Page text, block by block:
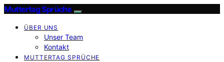
Muttertag Sprüche
ÜBER UNS
Unser Team
Kontakt
MUTTERTAG SPRÜCHE